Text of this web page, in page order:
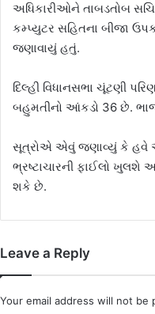
અધિકારીઓને તાબડતોબ
કમ્પ્યુટર સહિતના બીજા
જણાવાયું હતું.
દિલ્હી વિધાનસભા ચૂંટણી
બહુમતીનો આંકડો 36 છે.
સૂત્રોએ એવું જણાવ્યું કે હવે
ભ્રષ્ટાચારની ફાઈલો ખુલશે
શકે છે.
Leave a Reply
Your email address will not be